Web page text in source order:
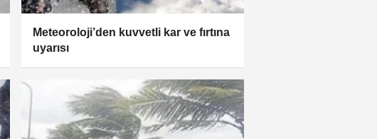
Meteoroloji’den kuvvetli kar ve fırtına
uyarısı